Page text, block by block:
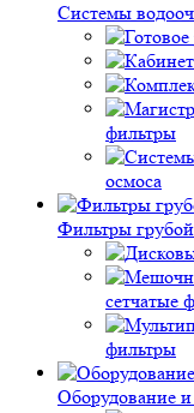
Системы
фильтры
осмоса
Фильтры
сетчатые
фильтры
Оборудование